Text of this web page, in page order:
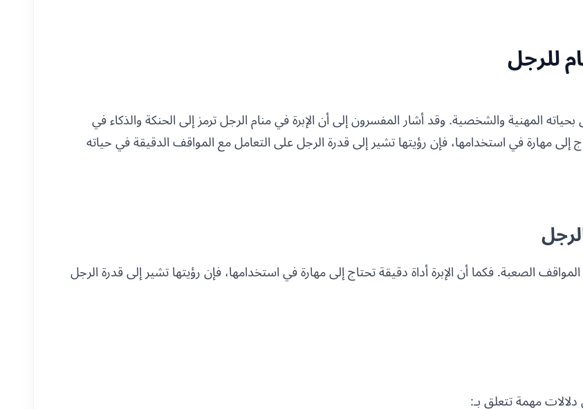
للرجل
المهنية والشخصية. وقد أشار المفسرون إلى أن الإبرة في منام الرجل ترمز إلى الحنكة والذكاء في
إلى مهارة في استخدامها، فإن رؤيتها تشير إلى قدرة الرجل على التعامل مع المواقف الدقيقة في حياته
المواقف الصعبة. فكما أن الإبرة أداة دقيقة تحتاج إلى مهارة في استخدامها، فإن رؤيتها تشير إلى قدرة الرجل
مهمة تتعلق بـ: